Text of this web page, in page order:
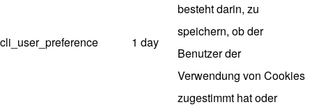
cli_user_preference 1 day
besteht darin, zu
speichern, ob der
Benutzer der
Verwendung von Cookies
zugestimmt hat oder